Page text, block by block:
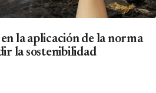
la aplicación de la norma
la sostenibilidad